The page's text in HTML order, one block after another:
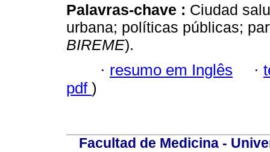
Palavras-chave : Ciudad
urbana; políticas públicas;
BIREME).
· resumo em Inglês ·
pdf )
Facultad de Medicina -